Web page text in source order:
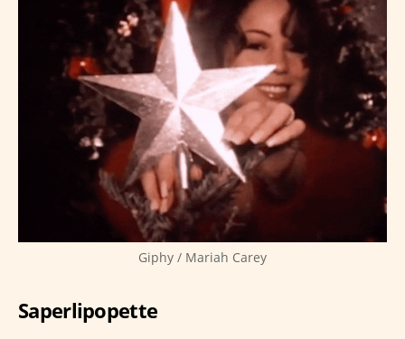
Giphy / Mariah Carey
Saperlipopette